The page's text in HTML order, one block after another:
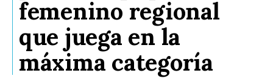
femenino regional
que juega en la
máxima categoría